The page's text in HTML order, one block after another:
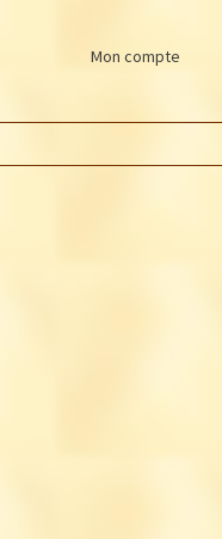
Mon compte